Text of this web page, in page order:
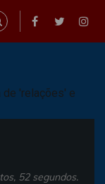
52 segundos.